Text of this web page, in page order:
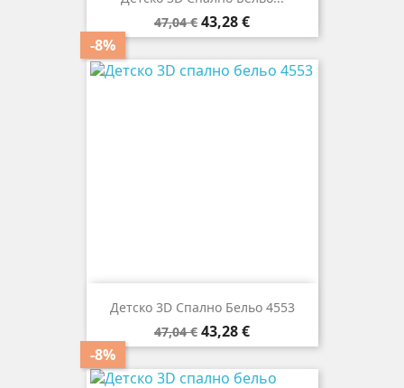
Редовна
цена
47,04 €
-8%
Цена
43,28 €
Детско 3D Спално Бельо 4553
Редовна
цена
47,04 €
-8%
Цена
43,28 €